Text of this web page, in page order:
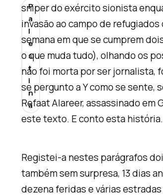
sniperdo exército sionista
invasão ao campo de
semana em que se cumprem
o que muda tudo), olhando os
não foi morta por ser jornalista,
se pergunto a Y como se sente,
Refaat Alareer, assassinado em
este texto. E conto esta história.
Registei-a nestes parágrafos
também sem surpresa, 13 dias
dezena feridas e várias
P
a
l
e
s
t
i
n
a